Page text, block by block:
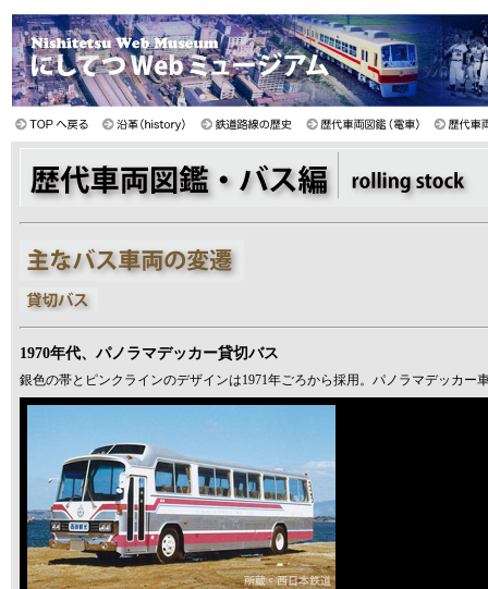
1970年代、パノラマデッカー貸切バス
銀色の帯とピンクラインのデザインは1971年ごろから採用。パノラマデッカー